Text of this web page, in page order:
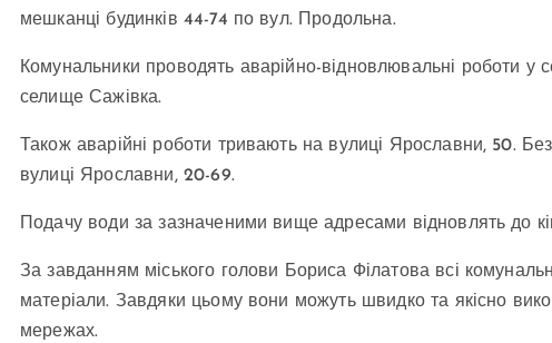
мешканці будинків 44-74 по вул. Продольна.
Комунальники проводять аварійно-відновлювальні роботи
селище Сажівка.
Також аварійні роботи тривають на вулиці Ярославни, 50.
вулиці Ярославни, 20-69.
Подачу води за зазначеними вище адресами відновлять до
За завданням міського голови Бориса Філатова всі
матеріали. Завдяки цьому вони можуть швидко та якісно
мережах.